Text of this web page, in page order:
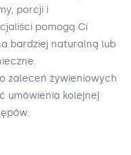
porcji i
pomogą Ci
bardziej naturalną lub
zaleceń żywieniowych
umówienia kolejnej